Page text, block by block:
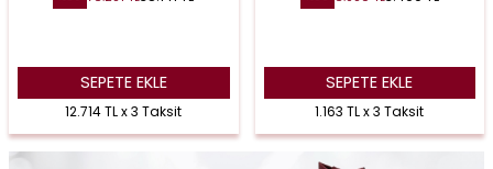
SEPETE EKLE
12.714 TL x 3 Taksit
SEPETE EKLE
1.163 TL x 3 Taksit